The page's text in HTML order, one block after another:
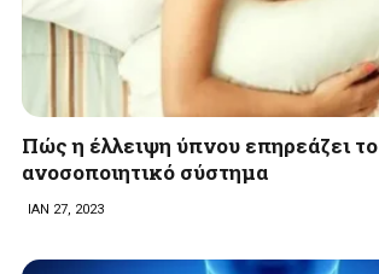
Πώς η έλλειψη ύπνου επηρεάζει το
ανοσοποιητικό σύστημα
ΙΑΝ 27, 2023